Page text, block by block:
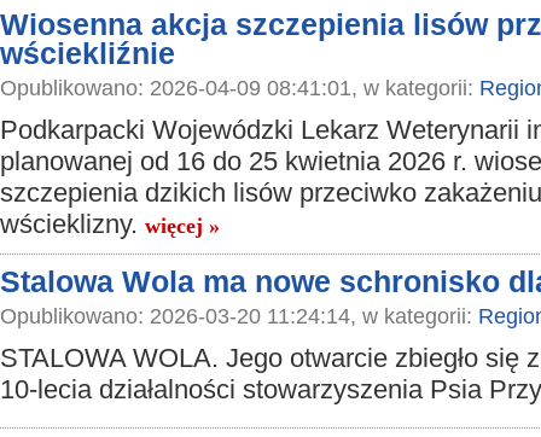
Wiosenna akcja szczepienia lisów
wściekliźnie
Opublikowano: 2026-04-09 08:41:01, w kategorii:
Podkarpacki Wojewódzki Lekarz Weterynarii
planowanej od 16 do 25 kwietnia 2026 r.
szczepienia dzikich lisów przeciwko
wścieklizny. więcej »
Stalowa Wola ma nowe schronisko
Opublikowano: 2026-03-20 11:24:14, w kategorii:
STALOWA WOLA. Jego otwarcie zbiegło się
10-lecia działalności stowarzyszenia Psia